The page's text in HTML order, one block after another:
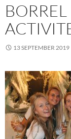
13 SEPTEMBER 2019